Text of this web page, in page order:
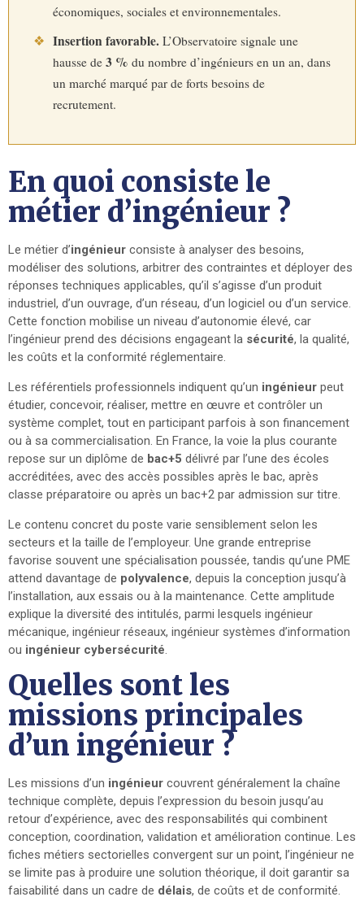
économiques, sociales et environnementales.
❖ Insertion favorable. L’Observatoire signale une
hausse de 3 % du nombre d’ingénieurs en un an, dans
un marché marqué par de forts besoins de
recrutement.
En quoi consiste le
métier d’ingénieur ?
Le métier d’ingénieur consiste à analyser des besoins,
modéliser des solutions, arbitrer des contraintes et déployer des
réponses techniques applicables, qu’il s’agisse d’un produit
industriel, d’un ouvrage, d’un réseau, d’un logiciel ou d’un service.
Cette fonction mobilise un niveau d’autonomie élevé, car
l’ingénieur prend des décisions engageant la sécurité, la qualité,
les coûts et la conformité réglementaire.
Les référentiels professionnels indiquent qu’un ingénieur peut
étudier, concevoir, réaliser, mettre en œuvre et contrôler un
système complet, tout en participant parfois à son financement
ou à sa commercialisation. En France, la voie la plus courante
repose sur un diplôme de bac+5 délivré par l’une des écoles
accréditées, avec des accès possibles après le bac, après
classe préparatoire ou après un bac+2 par admission sur titre.
Le contenu concret du poste varie sensiblement selon les
secteurs et la taille de l’employeur. Une grande entreprise
favorise souvent une spécialisation poussée, tandis qu’une PME
attend davantage de polyvalence, depuis la conception jusqu’à
l’installation, aux essais ou à la maintenance. Cette amplitude
explique la diversité des intitulés, parmi lesquels ingénieur
mécanique, ingénieur réseaux, ingénieur systèmes d’information
ou ingénieur cybersécurité.
Quelles sont les
missions principales
d’un ingénieur ?
Les missions d’un ingénieur couvrent généralement la chaîne
technique complète, depuis l’expression du besoin jusqu’au
retour d’expérience, avec des responsabilités qui combinent
conception, coordination, validation et amélioration continue. Les
fiches métiers sectorielles convergent sur un point, l’ingénieur ne
se limite pas à produire une solution théorique, il doit garantir sa
faisabilité dans un cadre de délais, de coûts et de conformité.